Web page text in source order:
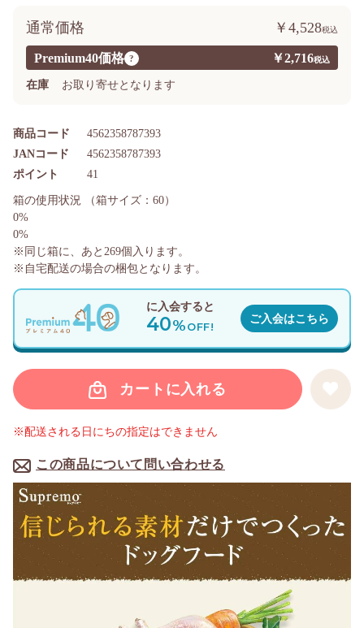
Premium40価格 ? ￥2,716
通常価格 ￥4,528
在庫 お取り寄せとなります
商品コード 4562358787393
ポイント 41
JANコード 4562358787393
カートに入れる
この商品について問い合わせる
※配送される日にちの指定はできません
に入会すると
40%OFF!
ご入会はこちら
箱の使用状況
（箱サイズ：60）
0%
0%
※同じ箱に、あと 269個入ります。
※自宅配送の場合の梱包となります。